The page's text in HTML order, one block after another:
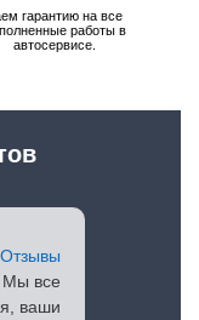
гарантию на все
работы в
автосервисе.
Отзывы
Мы все
ваши